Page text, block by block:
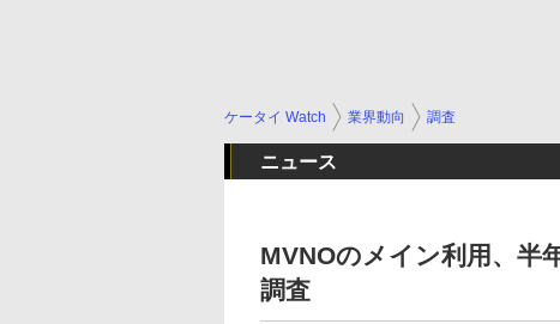
ケータイ Watch 業界動向 調査
ニュース
MVNOのメイン利用、半
調査